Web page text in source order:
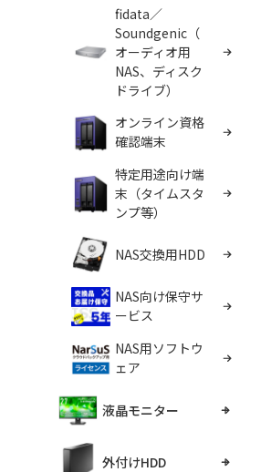
fidata／
Soundgenic（
オーディオ用
NAS、ディスク
ドライブ）
オンライン資格
確認端末
特定用途向け端
末（タイムスタ
ンプ等）
NAS交換用HDD
NAS向け保守サ
ービス
NAS用ソフトウ
ェア
液晶モニター
外付けHDD